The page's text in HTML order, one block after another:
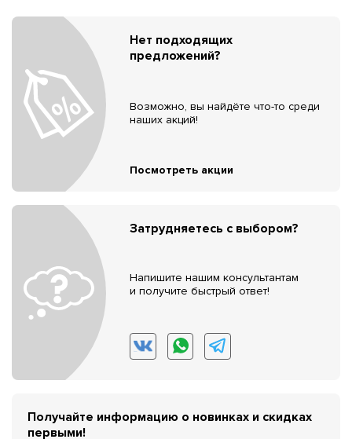
Нет подходящих
предложений?
Возможно, вы найдёте что-то среди
наших акций!
Посмотреть акции
Затрудняетесь с выбором?
Напишите нашим консультантам
и получите быстрый ответ!
Получайте информацию о новинках и скидках
первыми!